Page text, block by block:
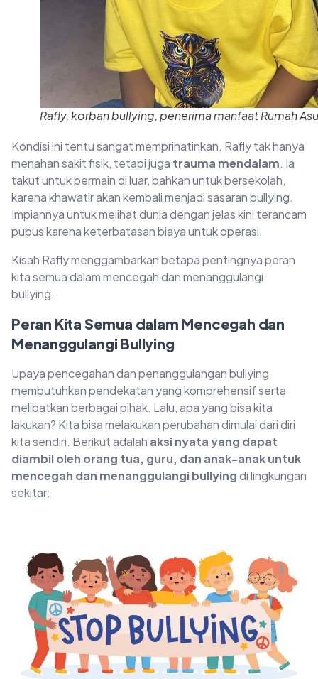
Rafly, korban bullying, penerima manfaat Rumah
Kondisi ini tentu sangat memprihatinkan. Rafly tak hanya
menahan sakit fisik, tetapi juga trauma mendalam. Ia
takut untuk bermain di luar, bahkan untuk bersekolah,
karena khawatir akan kembali menjadi sasaran bullying.
Impiannya untuk melihat dunia dengan jelas kini terancam
pupus karena keterbatasan biaya untuk operasi.
Kisah Rafly menggambarkan betapa pentingnya peran
kita semua dalam mencegah dan menanggulangi
bullying.
Peran Kita Semua dalam Mencegah dan
Menanggulangi Bullying
Upaya pencegahan dan penanggulangan bullying
membutuhkan pendekatan yang komprehensif serta
melibatkan berbagai pihak. Lalu, apa yang bisa kita
lakukan? Kita bisa melakukan perubahan dimulai dari diri
kita sendiri. Berikut adalah aksi nyata yang dapat
diambil oleh orang tua, guru, dan anak-anak untuk
mencegah dan menanggulangi bullyingdi lingkungan
sekitar: